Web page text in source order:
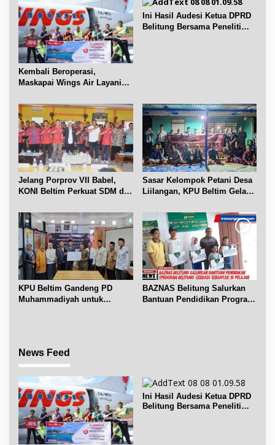
p
o
s
Kembali Beroperasi,
Maskapai Wings Air Layani
Ini Hasil Audesi Ketua DPRD
Belitung Bersama Peneliti
Jelang Porprov VII Babel,
KONI Beltim Perkuat SDM di
Sasar Kelompok Petani Desa
Liilangan, KPU Beltim Gelar
KPU Beltim Gandeng PD
Muhammadiyah untuk
BAZNAS Belitung Salurkan
Bantuan Pendidikan Program
News Feed
Ini Hasil Audesi Ketua DPRD
Belitung Bersama Peneliti